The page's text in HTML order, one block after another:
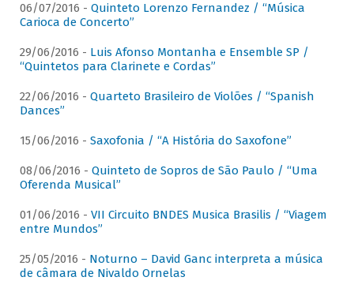
06/07/2016 - Quinteto Lorenzo Fernandez / “Música
Carioca de Concerto”
29/06/2016 - Luis Afonso Montanha e Ensemble SP /
“Quintetos para Clarinete e Cordas”
22/06/2016 - Quarteto Brasileiro de Violões / “Spanish
Dances”
15/06/2016 - Saxofonia / “A História do Saxofone”
08/06/2016 - Quinteto de Sopros de São Paulo / “Uma
Oferenda Musical”
01/06/2016 - VII Circuito BNDES Musica Brasilis / “Viagem
entre Mundos”
25/05/2016 - Noturno – David Ganc interpreta a música
de câmara de Nivaldo Ornelas